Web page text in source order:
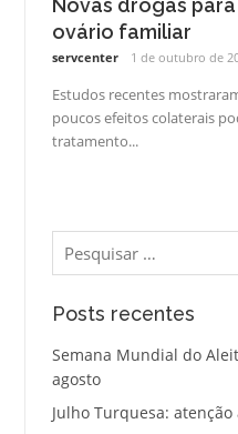
ovário familiar
servcenter 1 de outubro de
Estudos recentes
poucos efeitos colaterais
tratamento...
Pesquisar
por:
Posts recentes
Semana Mundial do
agosto
Julho Turquesa: